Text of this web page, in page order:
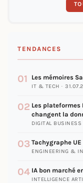
TENDANCES
01 Les mémoires
IT & TECH ·
02 Les plateformes
changent la
DIGITAL
03 Tachygraphe
ENGINEERING &
04 IA bon marché
INTELLIGENCE